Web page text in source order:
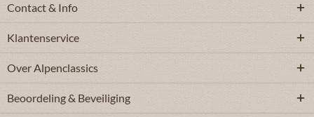
Contact & Info
Klantenservice
Over Alpenclassics
Beoordeling & Beveiliging